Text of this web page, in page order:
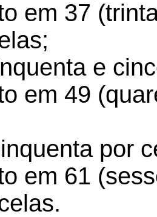
em 37
e
em 49
por
em 61